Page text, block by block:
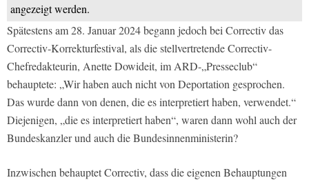
angezeigt werden.
Spätestens am 28. Januar 2024 begann jedoch bei Correctiv das
Correctiv-Korrekturfestival, als die stellvertretende Correctiv-
Chefredakteurin, Anette Dowideit, im ARD-„Presseclub“
behauptete: „Wir haben auch nicht von Deportation gesprochen.
Das wurde dann von denen, die es interpretiert haben, verwendet.“
Diejenigen, „die es interpretiert haben“, waren dann wohl auch der
Bundeskanzler und auch die Bundesinnenministerin?
Inzwischen behauptet Correctiv, dass die eigenen Behauptungen